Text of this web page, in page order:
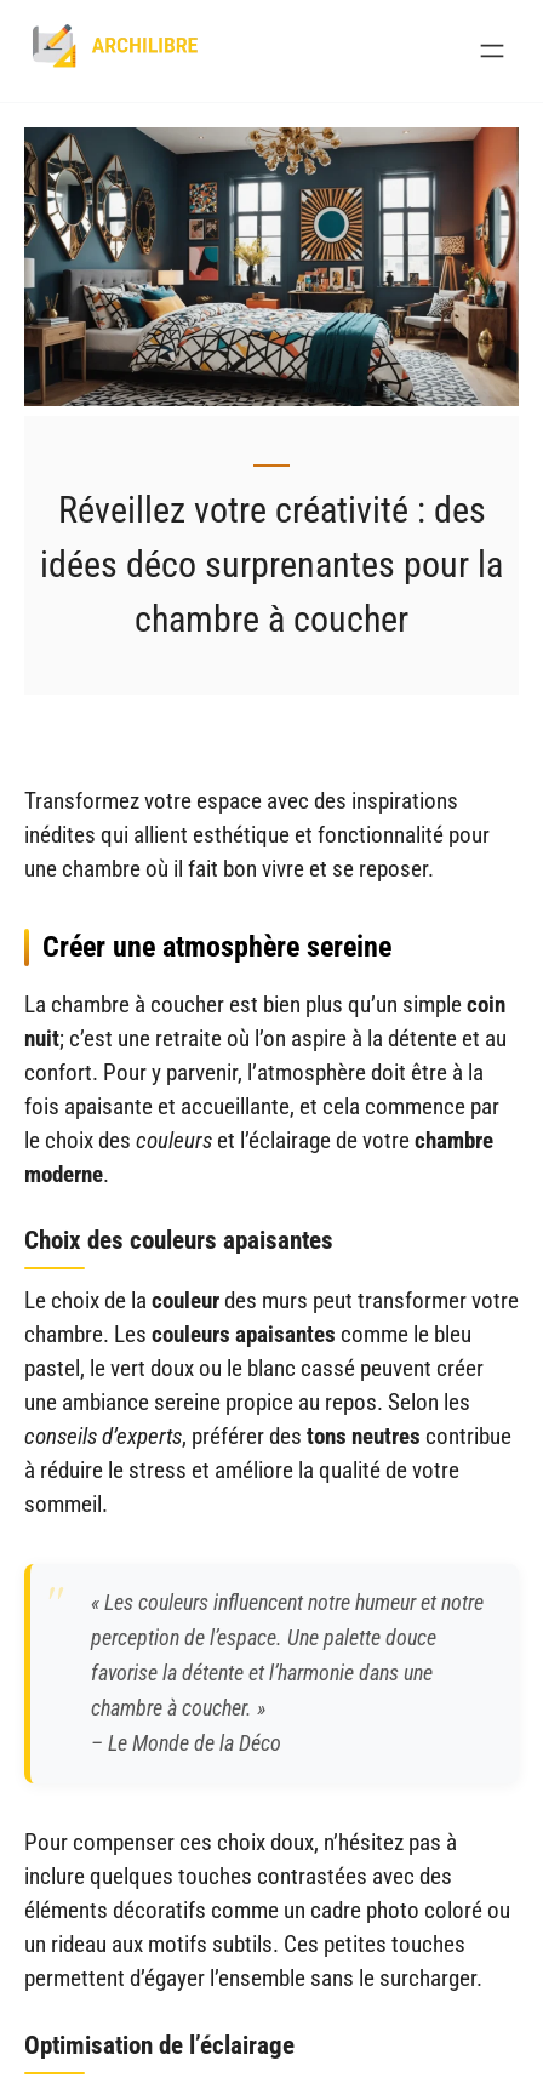
Réveillez votre créativité : des
idées déco surprenantes pour la
chambre à coucher
Transformez votre espace avec des inspirations
inédites qui allient esthétique et fonctionnalité pour
une chambre où il fait bon vivre et se reposer.
Créer une atmosphère sereine
La chambre à coucher est bien plus qu’un simplecoin
nuit; c’est une retraite où l’on aspire à la détente et au
confort. Pour y parvenir, l’atmosphère doit être à la
fois apaisante et accueillante, et cela commence par
le choix des couleurs et l’éclairage de votrechambre
moderne.
Choix des couleurs apaisantes
Le choix de la couleurdes murs peut transformer votre
chambre. Les couleurs apaisantes comme le bleu
pastel, le vert doux ou le blanc cassé peuvent créer
une ambiance sereine propice au repos. Selon les
conseils d’experts, préférer des tons neutres contribue
à réduire le stress et améliore la qualité de votre
sommeil.
« Les couleurs influencent notre humeur et notre
perception de l’espace. Une palette douce
favorise la détente et l’harmonie dans une
chambre à coucher. »
– Le Monde de la Déco
Pour compenser ces choix doux, n’hésitez pas à
inclure quelques touches contrastées avec des
éléments décoratifs comme un cadre photo coloré ou
un rideau aux motifs subtils. Ces petites touches
permettent d’égayer l’ensemble sans le surcharger.
Optimisation de l’éclairage